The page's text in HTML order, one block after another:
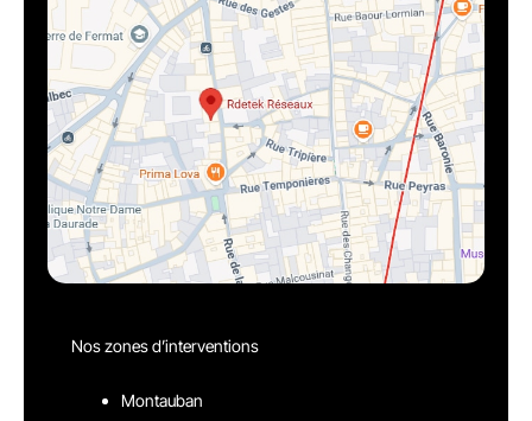
Nos zones d’interventions
Montauban